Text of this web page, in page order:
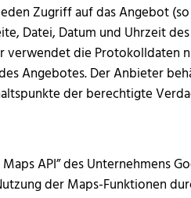
Zugriff auf das Angebot
Datei, Datum und Uhrzeit
verwendet die Protokolldaten
Angebotes. Der Anbieter
der berechtigte
API” des Unternehmens
der Maps-Funktionen